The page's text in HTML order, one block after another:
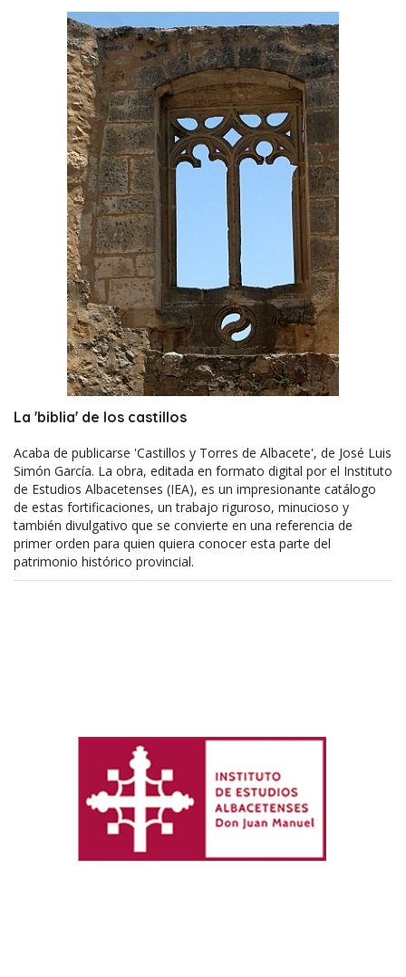
La 'biblia' de los castillos
Acaba de publicarse 'Castillos y Torres de Albacete', de José Luis
Simón García. La obra, editada en formato digital por el Instituto
de Estudios Albacetenses (IEA), es un impresionante catálogo
de estas fortificaciones, un trabajo riguroso, minucioso y
también divulgativo que se convierte en una referencia de
primer orden para quien quiera conocer esta parte del
patrimonio histórico provincial.